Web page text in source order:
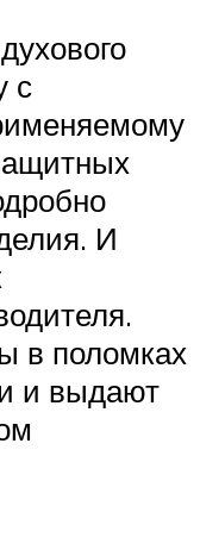
с
И
в поломках
и выдают